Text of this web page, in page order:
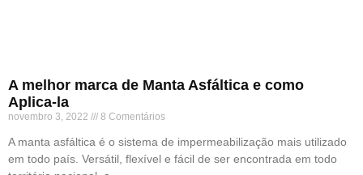
A melhor marca de Manta Asfáltica e como
Aplica-la
novembro 3, 2022 8 Comentários
A manta asfáltica é o sistema de impermeabilização mais utilizado
em todo país. Versátil, flexível e fácil de ser encontrada em todo